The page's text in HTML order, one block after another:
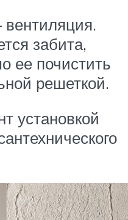
забита,
ее почистить
решеткой.
установкой